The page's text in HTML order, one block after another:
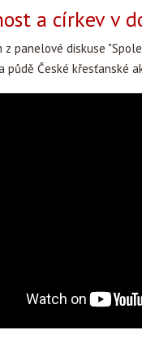
a církev v
z panelové diskuse
půdě České křesťanské